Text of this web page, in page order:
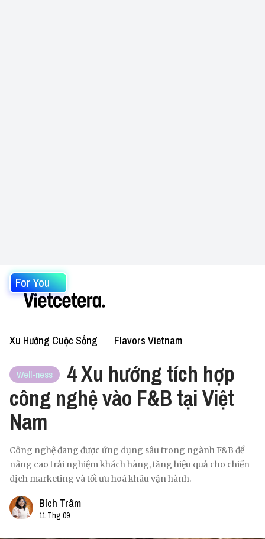
For You
Xu Hướng Cuộc Sống Flavors Vietnam
Well-ness
4 Xu hướng tích hợp
công nghệ vào F&B tại Việt
Nam
Công nghệ đang được ứng dụng sâu trong ngành F&B để
nâng cao trải nghiệm khách hàng, tăng hiệu quả cho chiến
dịch marketing và tối ưu hoá khâu vận hành.
Bích Trâm
11 Thg 09